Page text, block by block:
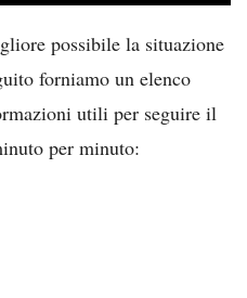
possibile la situazione
forniamo un elenco
utili per seguire il
per minuto: